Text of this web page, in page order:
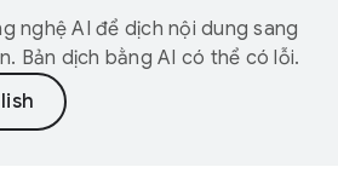
nghệ AI để dịch nội dung sang
Bản dịch bằng AI có thể có lỗi.